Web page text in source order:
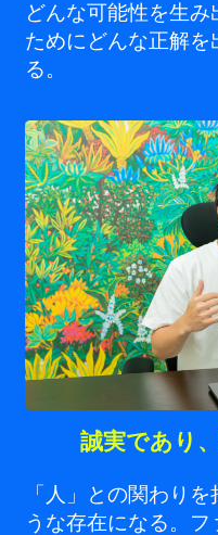
どんな可能性を生
ためにどんな正解
る。
誠実であり
「人」との関わり
うな存在になる。フ